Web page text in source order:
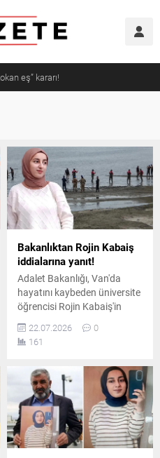
olay mektup!
Bakanlıktan Rojin Kabaiş
iddialarına yanıt!
Adalet Bakanlığı, Van'da
hayatını kaybeden üniversite
öğrencisi Rojin Kabaiş'in
alınmadığı yönündeki
iddiaların gerçeği
22.07.2026
0
161